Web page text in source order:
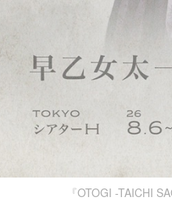
『OTOGI -TAICHI